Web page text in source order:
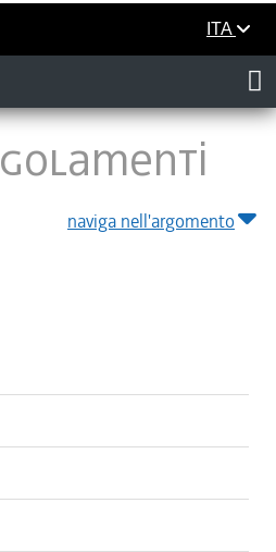
ITA
naviga nell'argomento